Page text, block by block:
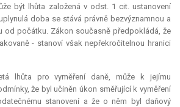
být lhůta založená v odst. 1 cit. ustanovení
doba se stává právně bezvýznamnou a
od počátku. Zákon současně předpokládá, že
- stanoví však nepřekročitelnou hranici
lhůta pro vyměření daně, může k jejímu
že byl učiněn úkon směřující k vyměření
stanovení a že o něm byl daňový